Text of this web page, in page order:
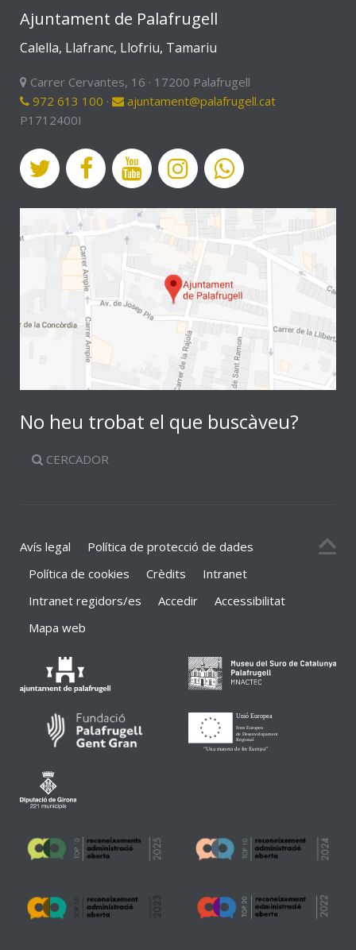
Ajuntament de Palafrugell
Calella, Llafranc, Llofriu, Tamariu
Carrer Cervantes, 16 · 17200 Palafrugell
972 613 100 ·
ajuntament@palafrugell.cat
P1712400I
No heu trobat el que buscàveu?
CERCADOR
Avís legal
Política de protecció de dades
Política de cookies
Crèdits
Intranet
Intranet regidors/es
Accedir
Accessibilitat
Mapa web